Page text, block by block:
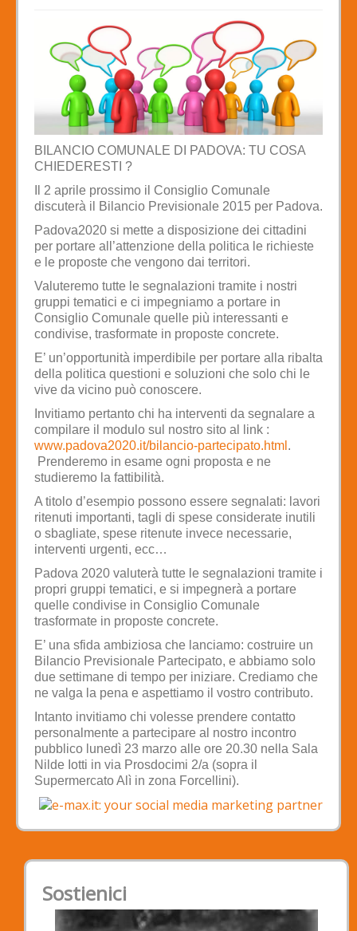
BILANCIO COMUNALE DI PADOVA: TU COSA
CHIEDERESTI ?
Il 2 aprile prossimo il Consiglio Comunale
discuterà il Bilancio Previsionale 2015 per Padova.
Padova2020 si mette a disposizione dei cittadini
per portare all’attenzione della politica le richieste
e le proposte che vengono dai territori.
Valuteremo tutte le segnalazioni tramite i nostri
gruppi tematici e ci impegniamo a portare in
Consiglio Comunale quelle più interessanti e
condivise, trasformate in proposte concrete.
E’ un’opportunità imperdibile per portare alla ribalta
della politica questioni e soluzioni che solo chi le
vive da vicino può conoscere.
Invitiamo pertanto chi ha interventi da segnalare a
compilare il modulo sul nostro sito al link :
www.padova2020.it/bilancio-partecipato.html .
Prenderemo in esame ogni proposta e ne
studieremo la fattibilità.
A titolo d’esempio possono essere segnalati: lavori
ritenuti importanti, tagli di spese considerate inutili
o sbagliate, spese ritenute invece necessarie,
interventi urgenti, ecc…
Padova 2020 valuterà tutte le segnalazioni tramite i
propri gruppi tematici, e si impegnerà a portare
quelle condivise in Consiglio Comunale
trasformate in proposte concrete.
E’ una sfida ambiziosa che lanciamo: costruire un
Bilancio Previsionale Partecipato, e abbiamo solo
due settimane di tempo per iniziare. Crediamo che
ne valga la pena e aspettiamo il vostro contributo.
Intanto invitiamo chi volesse prendere contatto
personalmente a partecipare al nostro incontro
pubblico lunedì 23 marzo alle ore 20.30 nella Sala
Nilde Iotti in via Prosdocimi 2/a (sopra il
Supermercato Alì in zona Forcellini).
Sostienici